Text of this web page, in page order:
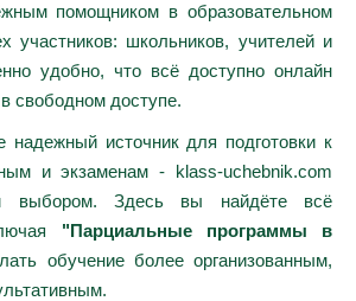
помощником в образовательном
участников: школьников, учителей и
удобно, что всё доступно онлайн
свободном доступе.
источник для подготовки к
и экзаменам - klass-uchebnik.com
выбором. Здесь вы найдёте всё
"Парциальные программы в
обучение более организованным,